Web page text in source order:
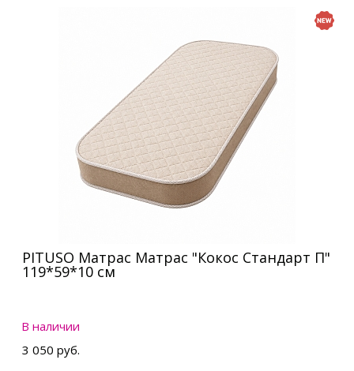
PITUSO Матрас Матрас "Кокос Стандарт П"
119*59*10 см
В наличии
3 050 руб.